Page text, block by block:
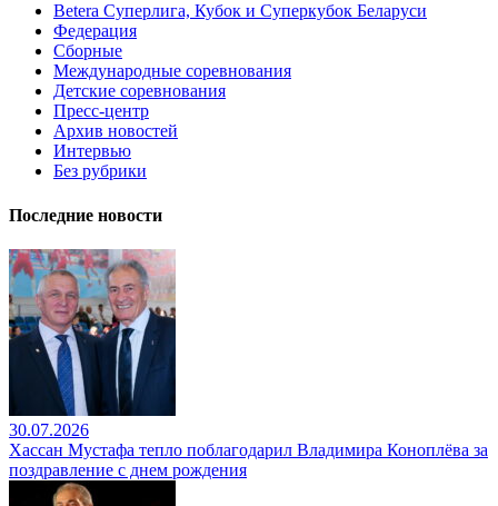
Betera Суперлига, Кубок и Суперкубок Беларуси
Федерация
Сборные
Международные соревнования
Детские соревнования
Пресс-центр
Архив новостей
Интервью
Без рубрики
Последние новости
30.07.2026
Хассан Мустафа тепло поблагодарил Владимира Коноплёва за
поздравление с днем рождения